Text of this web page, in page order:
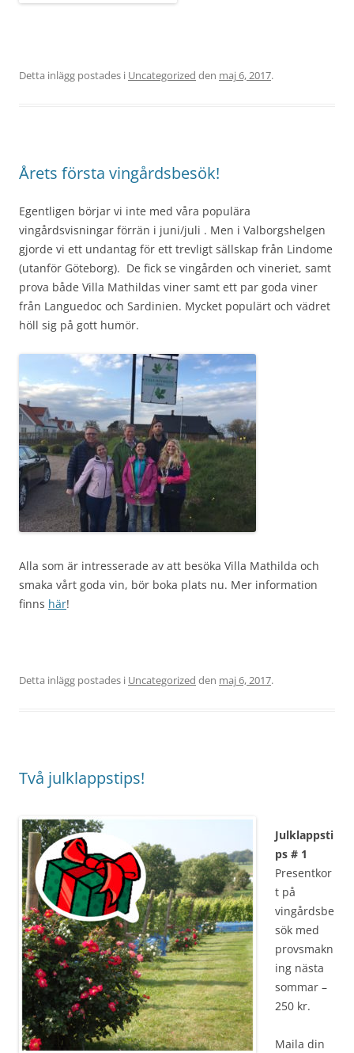
Detta inlägg postades i Uncategorized den maj 6, 2017.
Årets första vingårdsbesök!
Egentligen börjar vi inte med våra populära
vingårdsvisningar förrän i juni/juli . Men i Valborgshelgen
gjorde vi ett undantag för ett trevligt sällskap från Lindome
(utanför Göteborg). De fick se vingården och vineriet, samt
prova både Villa Mathildas viner samt ett par goda viner
från Languedoc och Sardinien. Mycket populärt och vädret
höll sig på gott humör.
Alla som är intresserade av att besöka Villa Mathilda och
smaka vårt goda vin, bör boka plats nu. Mer information
finns här!
Detta inlägg postades i Uncategorized den maj 6, 2017.
Två julklappstips!
Julklappsti
ps # 1
Presentkor
t på
vingårdsbe
sök med
provsmakn
ing nästa
sommar –
250 kr.
Maila din